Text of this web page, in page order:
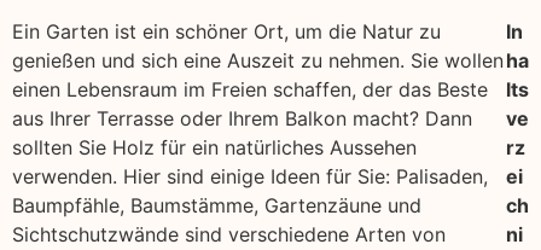
Ein Garten ist ein schöner Ort, um die Natur zu
genießen und sich eine Auszeit zu nehmen. Sie wollen
einen Lebensraum im Freien schaffen, der das Beste
aus Ihrer Terrasse oder Ihrem Balkon macht? Dann
sollten Sie Holz für ein natürliches Aussehen
verwenden. Hier sind einige Ideen für Sie: Palisaden,
Baumpfähle, Baumstämme, Gartenzäune und
Sichtschutzwände sind verschiedene Arten von
In
ha
lts
ve
rz
ei
ch
ni